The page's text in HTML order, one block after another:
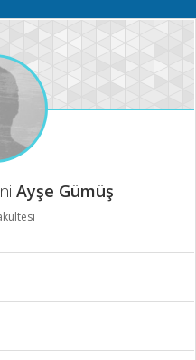
Mobil
Ayşe Gümüş